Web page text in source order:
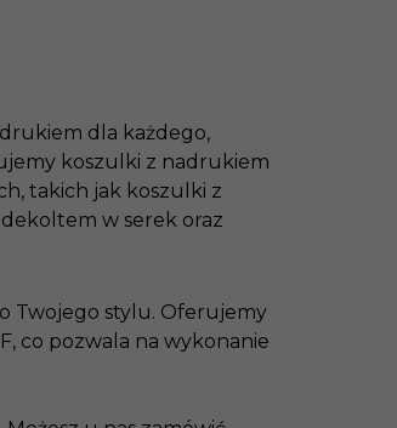
dla każdego,
koszulki z nadrukiem
takich jak koszulki z
w serek oraz
Twojego stylu. Oferujemy
co pozwala na wykonanie